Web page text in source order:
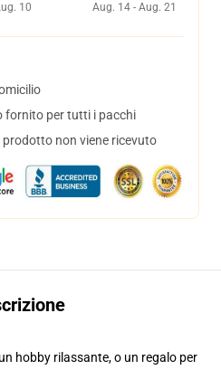
10
Aug. 14 - Aug. 21
fornito per tutti i pacchi
non viene ricevuto
hobby rilassante, o un regalo per